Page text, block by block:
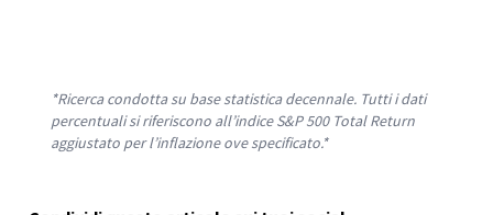
*Ricerca condotta su base statistica decennale. Tutti i dati
percentuali si riferiscono all’indice S&P 500 Total Return
aggiustato per l’inflazione ove specificato.*